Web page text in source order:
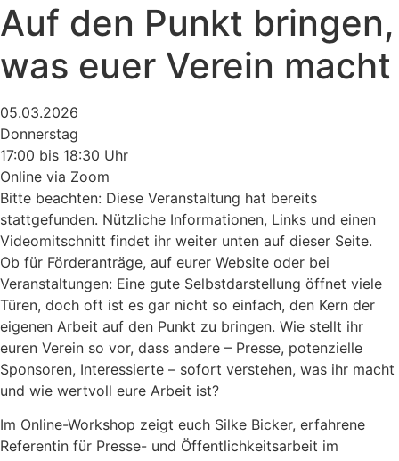
Auf den Punkt bringen,
was euer Verein macht
05.03.2026
Donnerstag
17:00 bis 18:30 Uhr
Online via Zoom
Bitte beachten: Diese Veranstaltung hat bereits
stattgefunden. Nützliche Informationen, Links und einen
Videomitschnitt findet ihr weiter unten auf dieser Seite.
Ob für Förderanträge, auf eurer Website oder bei
Veranstaltungen: Eine gute Selbstdarstellung öffnet viele
Türen, doch oft ist es gar nicht so einfach, den Kern der
eigenen Arbeit auf den Punkt zu bringen. Wie stellt ihr
euren Verein so vor, dass andere – Presse, potenzielle
Sponsoren, Interessierte – sofort verstehen, was ihr macht
und wie wertvoll eure Arbeit ist?
Im Online-Workshop zeigt euch Silke Bicker, erfahrene
Referentin für Presse- und Öffentlichkeitsarbeit im